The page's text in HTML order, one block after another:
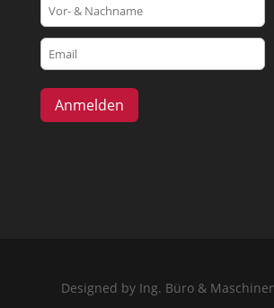
Designed by Ing. Büro &